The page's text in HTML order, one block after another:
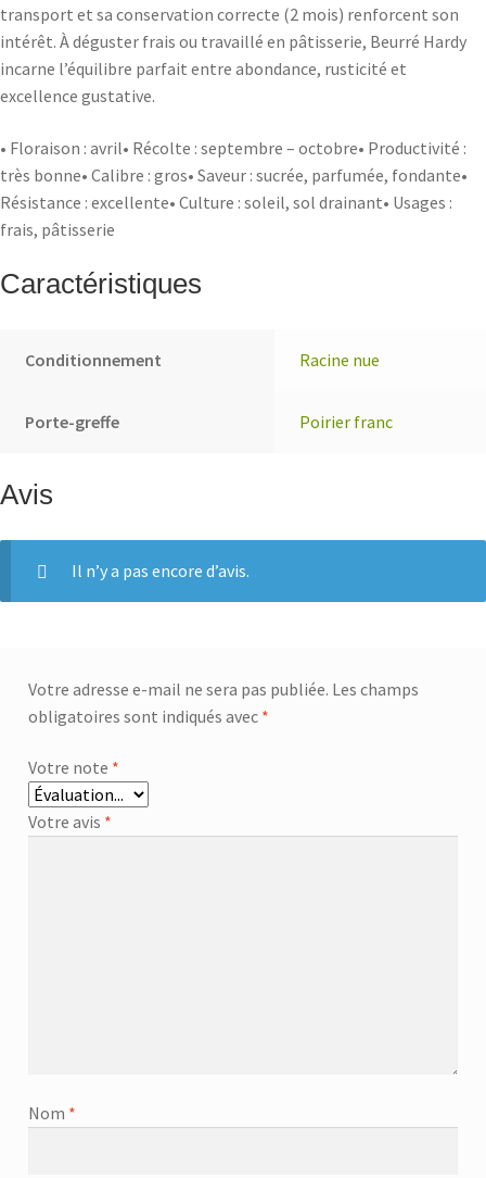
transport et sa conservation correcte (2 mois) renforcent son
intérêt. À déguster frais ou travaillé en pâtisserie, Beurré Hardy
incarne l’équilibre parfait entre abondance, rusticité et
excellence gustative.
• Floraison : avril• Récolte : septembre – octobre• Productivité :
très bonne• Calibre : gros• Saveur : sucrée, parfumée, fondante•
Résistance : excellente• Culture : soleil, sol drainant• Usages :
frais, pâtisserie
Caractéristiques
Conditionnement Racine nue
Porte-greffe Poirier franc
Avis
Il n’y a pas encore d’avis.
Votre adresse e-mail ne sera pas publiée. Les champs
obligatoires sont indiqués avec *
Votre note *
Votre avis *
Nom *